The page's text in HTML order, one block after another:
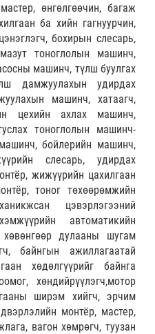
өнгөлгөөчин, багаж
ба хийн гагнуурчин,
бохирын слесарь,
тоноглолын машинч,
машинч, түлш буулгах
дамжуулахын удирдах
машинч, хатаагч,
цехийн ахлах машинч,
тоноглолын машинч-
бойлерийн машинч,
слесарь, удирдах
жижүүрийн цахилгаан
тоног төхөөрөмжийн
цэвэрлэгээний
автоматикийн
дулааны шугам
байнгын ажиллагаатай
хөдөлгүүрийг байнга
хөндийрүүлэгч,мотор
ширэм хийгч, эрчим
монтёр, мастер,
вагон хөмрөгч, туузан